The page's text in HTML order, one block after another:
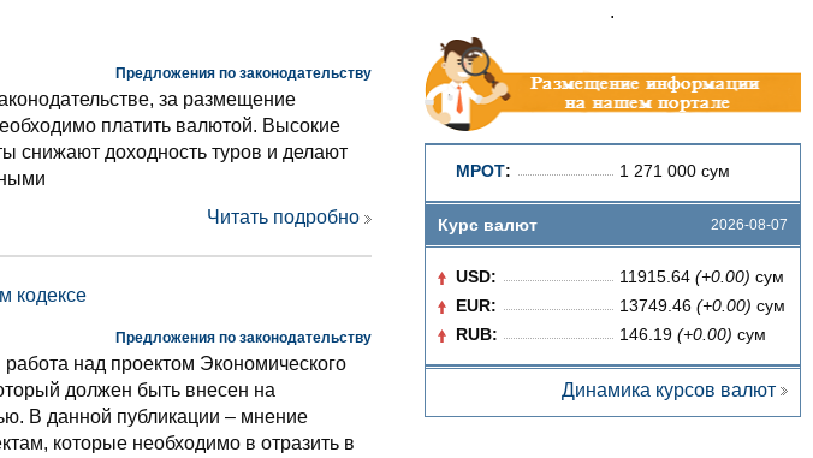
Предложения по законодательству
за размещение
платить валютой. Высокие
снижают доходность туров и делают
Читать подробно
кодексе
Предложения по законодательству
над проектом Экономического
должен быть внесен на
В данной публикации – мнение
которые необходимо в отразить в
.
МРОТ: 1 271 000 сум
Курс валют 2026-08-07
USD: 11915.64 (+0.00) сум
EUR:
13749.46 (+0.00) сум
RUB:
146.19 (+0.00) сум
Динамика курсов валют